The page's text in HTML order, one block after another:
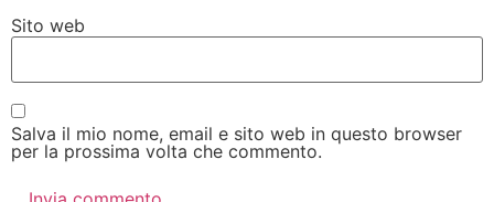
Sito web
Salva il mio nome, email e sito web in questo browser
per la prossima volta che commento.